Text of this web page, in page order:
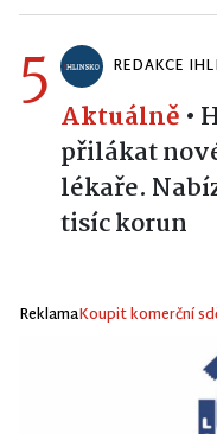
5 REDAKCE
Aktuálně •
přilákat
lékaře.
tisíc korun
ReklamaKoupit komerční